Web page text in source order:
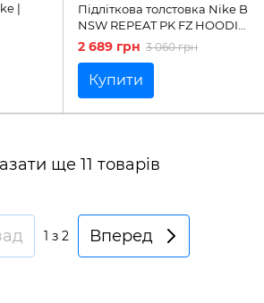
|
Підліткова толстовка Nike B
NSW REPEAT PK FZ HOODIE
| DQ5100-010
2 689 грн 3 060 грн
Купити
ще 11 товарів
1 з 2 Вперед